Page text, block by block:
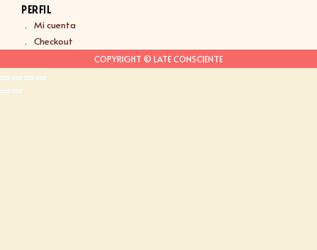
PERFIL
Mi cuenta
Checkout
COPYRIGHT © LATE CONSCIENTE